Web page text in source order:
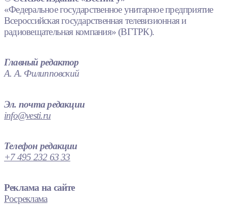
«Федеральное государственное унитарное предприятие
Всероссийская государственная телевизионная и
радиовещательная компания» (ВГТРК).
Главный редактор
А. А. Филипповский
Эл. почта редакции
info@vesti.ru
Телефон редакции
+7 495 232 63 33
Реклама на сайте
Росреклама